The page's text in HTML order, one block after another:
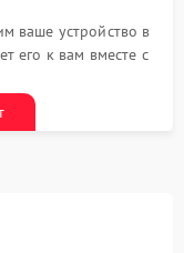
ваше устройство в
его к вам вместе с